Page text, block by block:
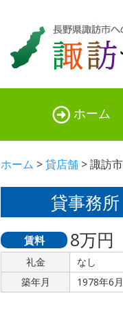
ホーム
ホーム >貸店舗 > 諏訪
貸事務所
賃料 8万円
礼金 なし
築年月
1978年6月